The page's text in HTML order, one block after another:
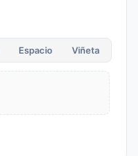
Espacio Viñeta